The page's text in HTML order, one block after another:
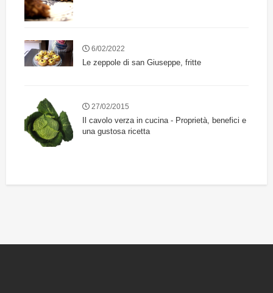
6/02/2022
Le zeppole di san Giuseppe, fritte
27/02/2015
Il cavolo verza in cucina - Proprietà, benefici e
una gustosa ricetta